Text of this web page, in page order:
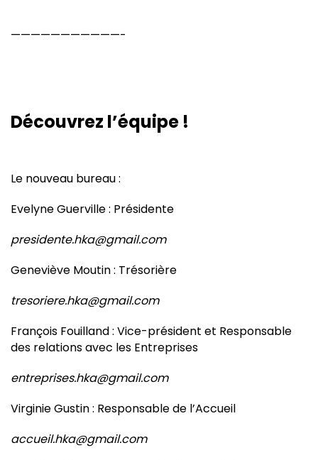
———————————-
Découvrez l’équipe !
Le nouveau bureau :
Evelyne Guerville : Présidente
presidente.hka@gmail.com
Geneviève Moutin : Trésorière
tresoriere.hka@gmail.com
François Fouilland : Vice-président et Responsable
des relations avec les Entreprises
entreprises.hka@gmail.com
Virginie Gustin : Responsable de l’Accueil
accueil.hka@gmail.com